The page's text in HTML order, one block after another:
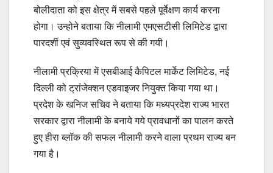
बोलीदाता को इस क्षेत्र में सबसे पहले पूर्वेक्षण कार्य करना
होगा। उन्होने बताया कि नीलामी एमएसटीसी लिमिटेड द्वारा
पारदर्शी एवं सुव्यवस्थित रूप से की गयी।
नीलामी प्रक्रिया में एसबीआई कैपिटल मार्केट लिमिटेड, नई
दिल्ली को ट्रांजेक्शन एडवाइजर नियुक्त किया गया था।
प्रदेश के खनिज सचिव ने बताया कि मध्यप्रदेश राज्य भारत
सरकार द्वारा नीलामी के बनाये गये प्रावधानों का पालन करते
हुए हीरा ब्लॉक की सफल नीलामी करने वाला प्रथम राज्य बन
गया है।